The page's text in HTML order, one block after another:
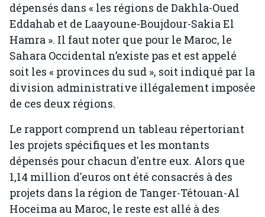
dépensés dans « les régions de Dakhla-Oued
Eddahab et de Laayoune-Boujdour-Sakia El
Hamra ». Il faut noter que pour le Maroc, le
Sahara Occidental n’existe pas et est appelé
soit les « provinces du sud », soit indiqué par la
division administrative illégalement imposée
de ces deux régions.
Le rapport comprend un tableau répertoriant
les projets spécifiques et les montants
dépensés pour chacun d'entre eux. Alors que
1,14 million d'euros ont été consacrés à des
projets dans la région de Tanger-Tétouan-Al
Hoceima au Maroc, le reste est allé à des